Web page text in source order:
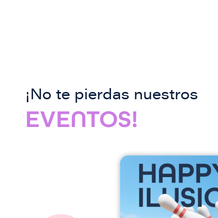
¡No te pierdas nuestros
EVENTOS!
I
g